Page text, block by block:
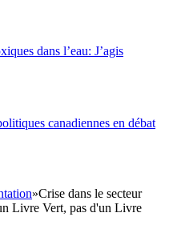
dans l’eau: J’agis
canadiennes en débat
»Crise dans le secteur
Livre Vert, pas d'un Livre